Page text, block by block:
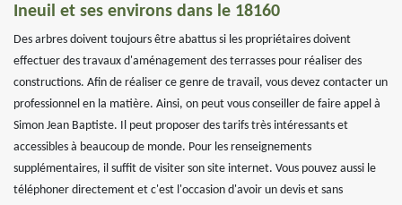
Ineuil et ses environs dans le 18160
Des arbres doivent toujours être abattus si les propriétaires doivent
effectuer des travaux d'aménagement des terrasses pour réaliser des
constructions. Afin de réaliser ce genre de travail, vous devez contacter un
professionnel en la matière. Ainsi, on peut vous conseiller de faire appel à
Simon Jean Baptiste. Il peut proposer des tarifs très intéressants et
accessibles à beaucoup de monde. Pour les renseignements
supplémentaires, il suffit de visiter son site internet. Vous pouvez aussi le
téléphoner directement et c'est l'occasion d'avoir un devis et sans